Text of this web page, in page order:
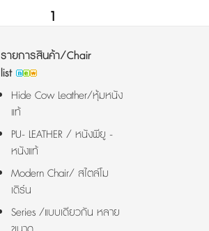
1
รายการสินค้า/Chair
list
Hide Cow Leather/หุ้มหนัง
แท้
PU- LEATHER / หนังพียู -
หนังแท้
Modern Chair/ สไตล์โม
เดิร์น
Series /แบบเดียวกัน หลาย